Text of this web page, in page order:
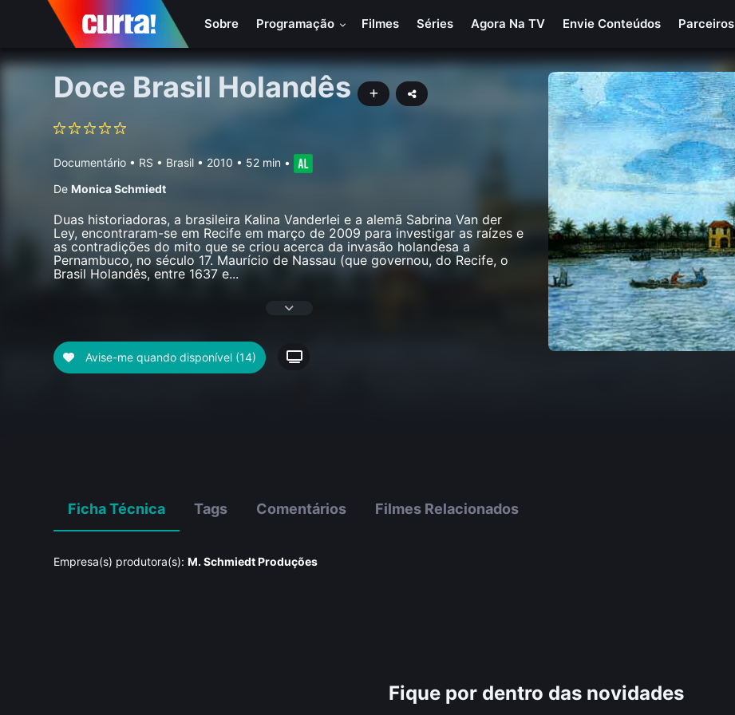
Sobre Programação Filmes Séries Agora Na TV Envie Conteúdos Parceiros
Doce Brasil Holandês
Documentário • RS • Brasil • 2010 • 52 min •
De Monica Schmiedt
Duas historiadoras, a brasileira Kalina Vanderlei e a alemã Sabrina Van der
Ley, encontraram-se em Recife em março de 2009 para investigar as raízes e
as contradições do mito que se criou acerca da invasão holandesa a
Pernambuco, no século 17. Maurício de Nassau (que governou, do Recife, o
Brasil Holandês, entre 1637 e...
Avise-me quando disponível (14)
Ficha Técnica Tags Comentários Filmes Relacionados
Empresa(s) produtora(s): M. Schmiedt Produções
Fique por dentro das novidades